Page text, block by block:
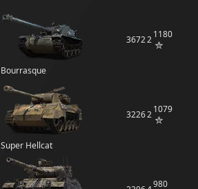
Bourrasque
367221180
Super Hellcat
322621079
980